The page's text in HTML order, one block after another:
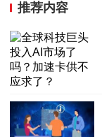
推荐内容